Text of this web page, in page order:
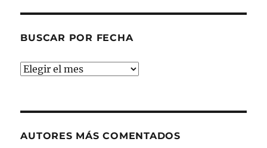
BUSCAR POR FECHA
Buscar
AUTORES MÁS COMENTADOS